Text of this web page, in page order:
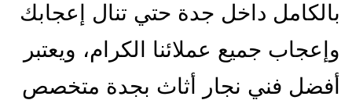
بالكامل داخل جدة حتي تنال إعجابك
وإعجاب جميع عملائنا الكرام، ويعتبر
أفضل فني نجار أثاث بجدة متخصص